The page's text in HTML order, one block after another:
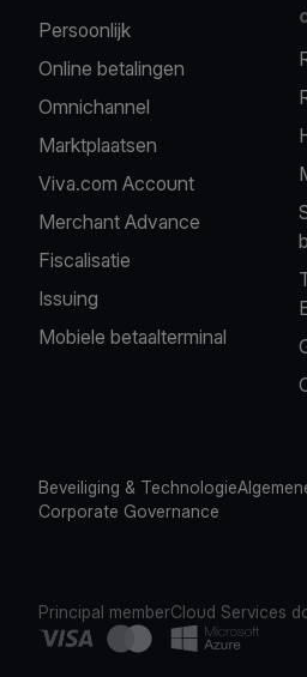
Persoonlijk
Online betalingen
Omnichannel
Marktplaatsen
Viva.com Account
Merchant Advance
Fiscalisatie
Issuing
Mobiele betaalterminal
Beveiliging & Technologie
Corporate Governance
Principal memberCloud Services